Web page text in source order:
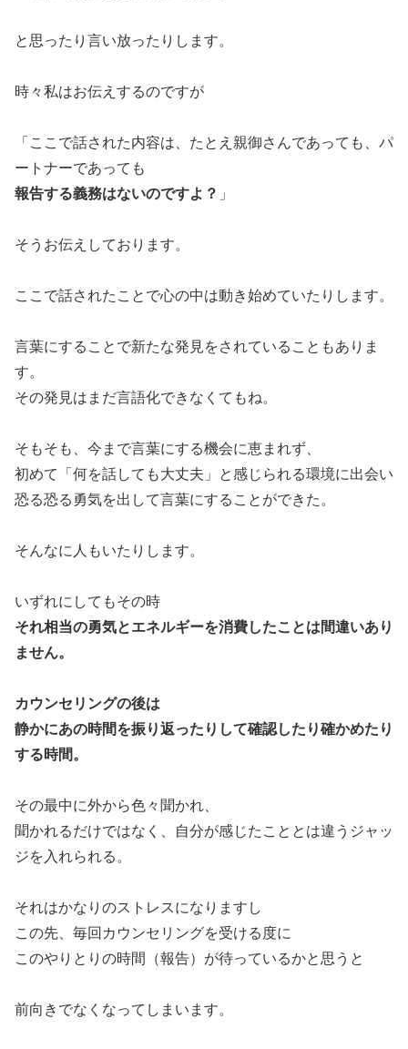
と思ったり言い放ったりします。
時々私はお伝えするのですが
「ここで話された内容は、たとえ親御さんであっても、パ
ートナーであっても
報告する義務はないのですよ？ 」
そうお伝えしております。
ここで話されたことで心の中は動き始めていたりします。
言葉にすることで新たな発見をされていることもありま
す。
その発見はまだ言語化できなくてもね。
そもそも、今まで言葉にする機会に恵まれず、
初めて「何を話しても大丈夫」と感じられる環境に出会い
恐る恐る勇気を出して言葉にすることができた。
そんなに人もいたりします。
いずれにしてもその時
それ相当の勇気とエネルギーを消費したことは間違いあり
ません。
カウンセリングの後は
静かにあの時間を振り返ったりして確認したり確かめたり
する時間。
その最中に外から色々聞かれ、
聞かれるだけではなく、自分が感じたこととは違うジャッ
ジを入れられる。
それはかなりのストレスになりますし
この先、毎回カウンセリングを受ける度に
このやりとりの時間（報告）が待っているかと思うと
前向きでなくなってしまいます。